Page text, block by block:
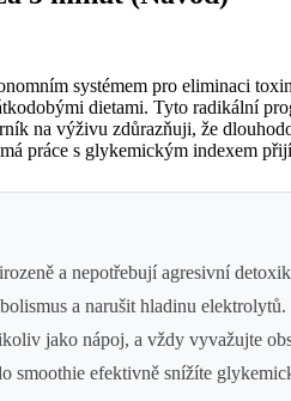
systémem pro eliminaci
dietami. Tyto radikální
na výživu zdůrazňuji, že
práce s glykemickým indexem
a nepotřebují agresivní
a narušit hladinu elektrolytů.
jako nápoj, a vždy vyvažujte
smoothie efektivně snížíte